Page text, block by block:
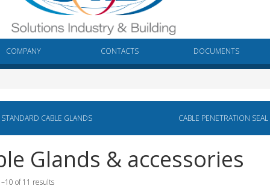
COMPANY CONTACTS DOCUMENTS
STANDARD CABLE GLANDS CABLE PENETRATION SEAL
Glands & accessories
of 11 results